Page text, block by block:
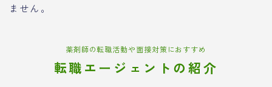
ません。
薬剤師の転職活動や面接対策におすすめ
転職エージェントの紹介